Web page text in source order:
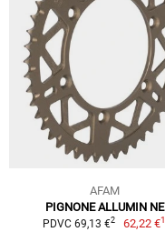
AFAM
PIGNONE ALLUMIN NE
PDVC 69,13 €2 62,22 €1